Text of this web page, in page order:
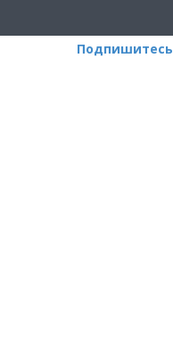
Подпишитесь